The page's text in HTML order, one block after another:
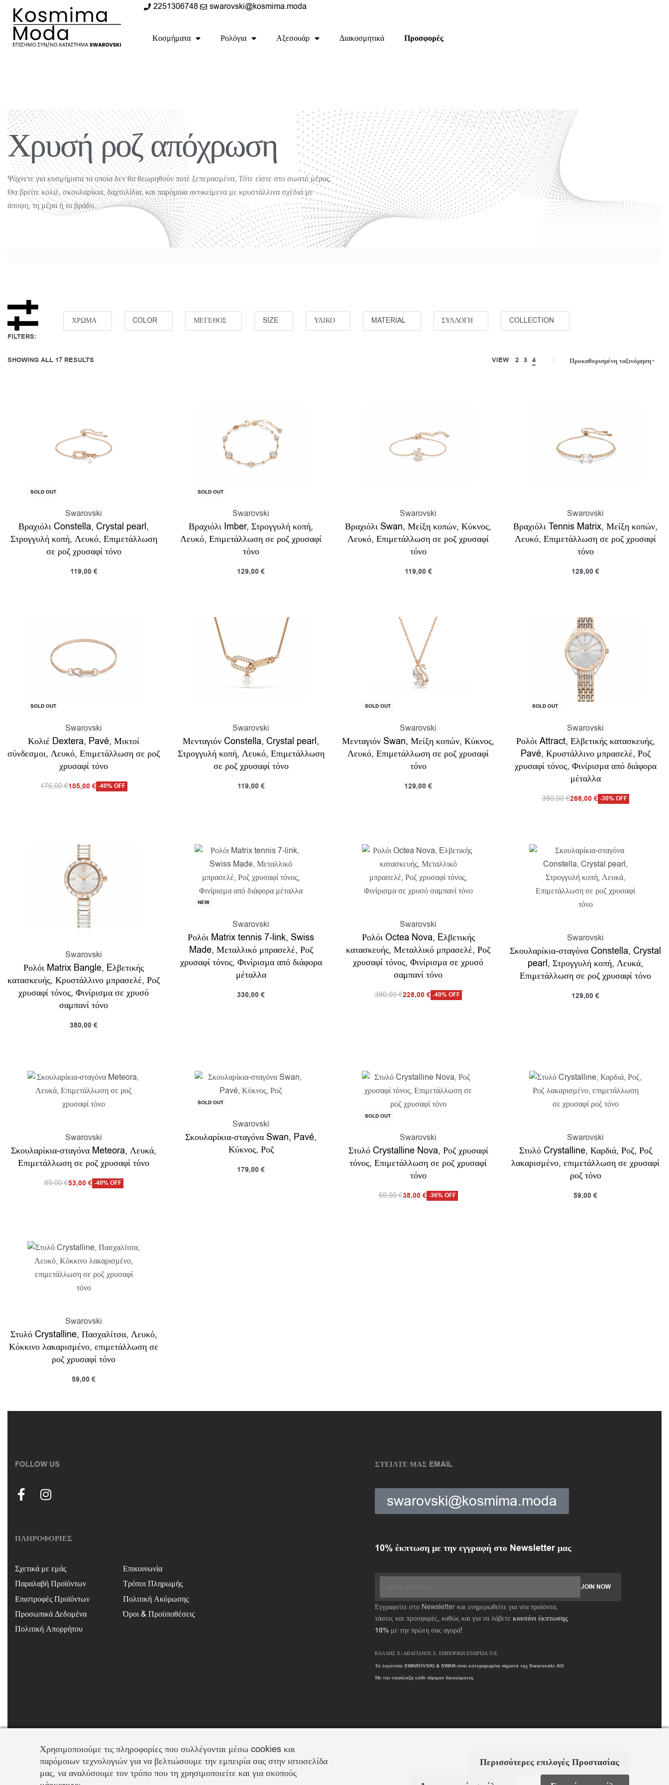
2251306748 swarovski@kosmima.moda
Κοσμήματα Ρολόγια Αξεσουάρ Διακοσμητικά Προσφορές
Χρυσή ροζ απόχρωση
Ψάχνετε για κοσμήματα τα οποία δεν θα θεωρηθούν ποτέ ξεπερασμένα; Τότε είστε στο σωστό μέρος.
Θα βρείτε κολιέ, σκουλαρίκια, δαχτυλίδια, και παρόμοια αντικείμενα με κρυστάλλινα σχέδια με
άποψη, τη μέρα ή το βράδυ.
FILTERS:
ΧΡΩΜΑ COLOR ΜΕΓΕΘΟΣ SIZE ΥΛΙΚΟ MATERIAL ΣΥΛΛΟΓΗ COLLECTION
SHOWING ALL 17 RESULTS VIEW 2 3 4 Προκαθορισμένη ταξινόμηση
SOLD OUT
Swarovski
Βραχιόλι Constella, Crystal pearl,
Στρογγυλή κοπή, Λευκό, Επιμετάλλωση
σε ροζ χρυσαφί τόνο
119,00 €
SOLD OUT
Swarovski
Βραχιόλι Imber, Στρογγυλή κοπή,
Λευκό, Επιμετάλλωση σε ροζ χρυσαφί
τόνο
129,00 €
Swarovski
Βραχιόλι Swan, Μείξη κοπών, Κύκνος,
Λευκό, Επιμετάλλωση σε ροζ χρυσαφί
τόνο
119,00 €
Swarovski
Βραχιόλι Tennis Matrix, Μείξη κοπών,
Λευκό, Επιμετάλλωση σε ροζ χρυσαφί
τόνο
129,00 €
SOLD OUT
Swarovski
Κολιέ Dextera, Pavé, Μικτοί
σύνδεσμοι, Λευκό, Επιμετάλλωση σε ροζ
χρυσαφί τόνο
175,00€105,00 € -40% OFF
Swarovski
Μενταγιόν Constella, Crystal pearl,
Στρογγυλή κοπή, Λευκό, Επιμετάλλωση
σε ροζ χρυσαφί τόνο
119,00 €
SOLD OUT
Swarovski
Μενταγιόν Swan, Μείξη κοπών, Κύκνος,
Λευκό, Επιμετάλλωση σε ροζ χρυσαφί
τόνο
129,00 €
SOLD OUT
Swarovski
Ρολόι Attract, Ελβετικής κατασκευής,
Pavé, Κρυστάλλινο μπρασελέ, Ροζ
χρυσαφί τόνος, Φινίρισμα από διάφορα
μέταλλα
380,00€266,00 € -30% OFF
Swarovski
Ρολόι Matrix Bangle, Eλβετικής
κατασκευής, Κρυστάλλινο μπρασελέ, Ροζ
χρυσαφί τόνος, Φινίρισμα σε χρυσό
σαμπανί τόνο
380,00 €
NEW
Swarovski
Ρολόι Matrix tennis 7-link, Swiss
Made, Μεταλλικό μπρασελέ, Ροζ
χρυσαφί τόνος, Φινίρισμα από διάφορα
μέταλλα
330,00 €
Swarovski
Ρολόι Octea Nova, Eλβετικής
κατασκευής, Μεταλλικό μπρασελέ, Ροζ
χρυσαφί τόνος, Φινίρισμα σε χρυσό
σαμπανί τόνο
380,00€228,00 € -40% OFF
Swarovski
Σκουλαρίκια-σταγόνα Constella, Crystal
pearl, Στρογγυλή κοπή, Λευκά,
Επιμετάλλωση σε ροζ χρυσαφί τόνο
129,00 €
Swarovski
Σκουλαρίκια-σταγόνα Meteora, Λευκά,
Επιμετάλλωση σε ροζ χρυσαφί τόνο
89,00€53,00 € -40% OFF
SOLD OUT
Swarovski
Σκουλαρίκια-σταγόνα Swan, Pavé,
Κύκνος, Ροζ
179,00 €
SOLD OUT
Swarovski
Στυλό Crystalline Nova, Ροζ χρυσαφί
τόνος, Επιμετάλλωση σε ροζ χρυσαφί
τόνο
59,00€38,00 € -36% OFF
Swarovski
Στυλό Crystalline, Καρδιά, Ροζ, Ροζ
λακαρισμένο, επιμετάλλωση σε χρυσαφί
ροζ τόνο
59,00 €
Swarovski
Στυλό Crystalline, Πασχαλίτσα, Λευκό,
Κόκκινο λακαρισμένο, επιμετάλλωση σε
ροζ χρυσαφί τόνο
59,00 €
FOLLOW US
ΠΛΗΡΟΦΟΡΙΕΣ
Σχετικά με εμάς
Επικοινωνία
Παραλαβή Προϊόντων
Τρόποι Πληρωμής
Επιστροφές Προϊόντων
Πολιτική Ακύρωσης
Προσωπικά Δεδομένα
Όροι & Προϋποθέσεις
Πολιτική Απορρήτου
ΣΤΕΙΛΤΕ ΜΑΣ EMAIL
swarovski@kosmima.moda
10% έκπτωση με την εγγραφή στο Newsletter μας
Εγγραφείτε στο Newsletter και ενημερωθείτε για νέα προϊόντα,
τάσεις και προσφορές, καθώς και για να λάβετε κουπόνι έκπτωσης
10%με την πρώτη σας αγορά!
ΒΑΛΛΗΣ Χ.-ΑΒΑΓΙΑΝΟΣ Ε. ΕΜΠΟΡΙΚΗ ΕΤΑΙΡΕΙΑ Ο.Ε.
Τα λογότυπα SWAROVSKI & SWAN είναι κατοχυρωμένα σήματα της Swarovski AG
Με την επιφύλαξη κάθε νόμιμου δικαιώματος
Supported by
Χρησιμοποιούμε τις πληροφορίες που συλλέγονται μέσω cookies και
παρόμοιων τεχνολογιών για να βελτιώσουμε την εμπειρία σας στην ιστοσελίδα
μας, να αναλύσουμε τον τρόπο που τη χρησιμοποιείτε και για σκοπούς
Περισσότερες επιλογές Προστασίας